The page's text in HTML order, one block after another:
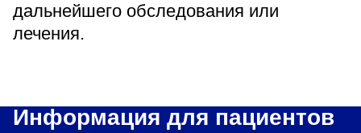
дальнейшего обследования или
лечения.
Информация для пациентов